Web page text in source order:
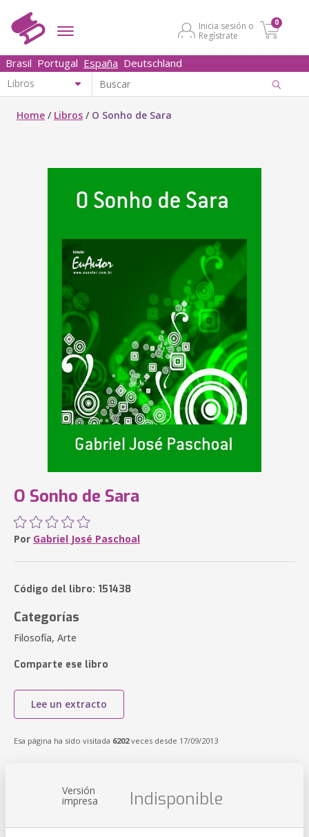
Inicia sesión o
Regístrate
0
Brasil Portugal España Deutschland
Home / Libros / O Sonho de Sara
O Sonho de Sara
Por Gabriel José Paschoal
Código del libro: 151438
Categorías
Filosofía, Arte
Comparte ese libro
Lee un extracto
Esa página ha sido visitada 6202veces desde 17/09/2013
Versión
impresa Indisponible